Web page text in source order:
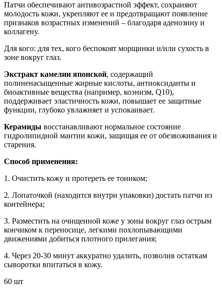
Патчи обеспечивают антивозрастной эффект, сохраняют
молодость кожи, укрепляют ее и предотвращают появление
признаков возрастных изменений – благодаря аденозину и
коллагену.
Для кого: для тех, кого беспокоят морщинки и/или сухость в
зоне вокруг глаз.
Экстракт камелии японской, содержащий
полиненасыщенные жирные кислоты, антиоксиданты и
биоактивные вещества (например, коэнизм, Q10),
поддерживает эластичность кожи, повышает ее защитные
функции, глубоко увлажняет и успокаивает.
Керамиды восстанавливают нормальное состояние
гидролипидной мантии кожи, защищая ее от обезвоживания и
старения.
Способ применения:
1. Очистить кожу и протереть ее тоником;
2. Лопаточкой (находится внутри упаковки) достать патчи из
контейнера;
3. Разместить на очищенной коже у зоны вокруг глаз острым
кончиком к переносице, легкими похлопывающими
движениями добиться плотного прилегания;
4. Через 20-30 минут аккуратно удалить, позволив остаткам
сыворотки впитаться в кожу.
60 шт